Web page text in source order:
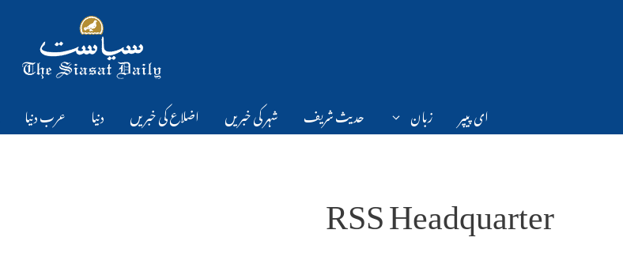
ای پیپر زبان حدیث شریف شہر کی خبریں اضلاع کی خبریں دنیا عرب دنیا
RSS Headquarter